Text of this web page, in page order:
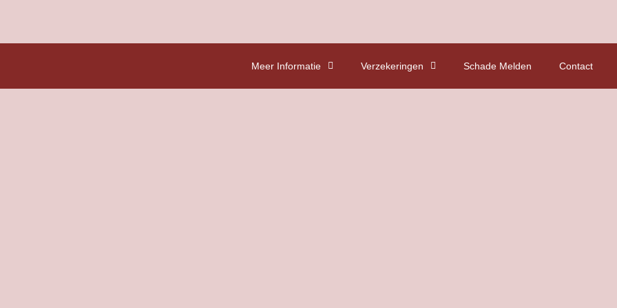
Meer Informatie Verzekeringen Schade Melden Contact